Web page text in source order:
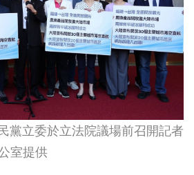
黨立委於立法院議場前召開記者
室提供